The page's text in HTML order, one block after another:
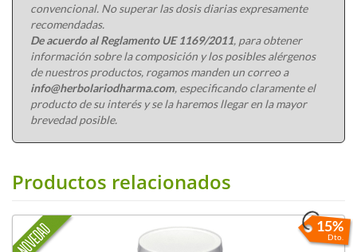
convencional. No superar las dosis diarias expresamente
recomendadas.
De acuerdo al Reglamento UE 1169/2011, para obtener
información sobre la composición y los posibles alérgenos
de nuestros productos, rogamos manden un correo a
info@herbolariodharma.com, especificando claramente el
producto de su interés y se la haremos llegar en la mayor
brevedad posible.
Productos relacionados
15%
Dto.